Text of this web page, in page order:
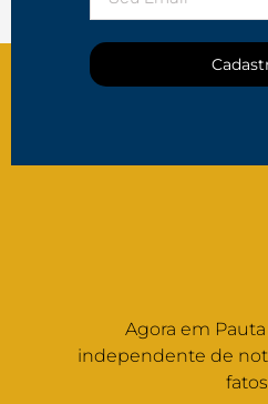
Agora em
independente de